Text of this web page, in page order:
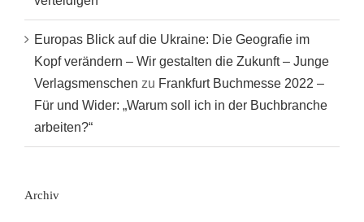
Europas Blick auf die Ukraine: Die Geografie im
Kopf verändern – Wir gestalten die Zukunft – Junge
Verlagsmenschen zu Frankfurt Buchmesse 2022 –
Für und Wider: „Warum soll ich in der Buchbranche
arbeiten?“
Archiv